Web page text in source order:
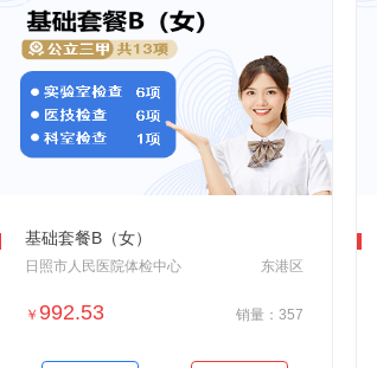
基础套餐B（女）
日照市人民医院体检中心 东港区
￥ 992.53 销量：357